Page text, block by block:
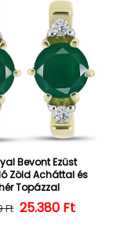
Bevont Ezüst
Zöld Acháttal és
Topázzal
Normál ár
Ft 25.380 Ft